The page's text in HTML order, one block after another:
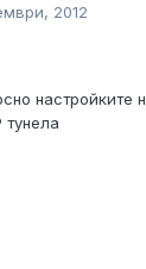
2012
настройките